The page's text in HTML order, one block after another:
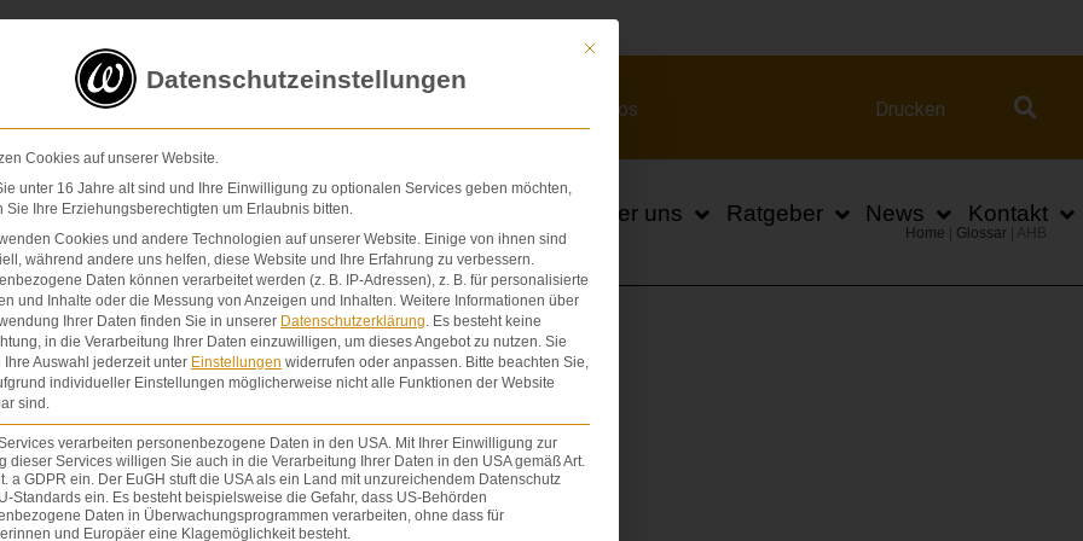
E-Mail Videos Drucken
& Schadensersatz Über uns Ratgeber News Kontakt
Home Glossar| AHB
Mit diesem Button wird der Dialog geschlossen. Seine Funktionalität ist
Datenschutzeinstellungen
Cookies auf unserer Website.
unter 16 Jahre alt sind und Ihre Einwilligung zu optionalen Services geben möchten,
Sie Ihre Erziehungsberechtigten um Erlaubnis bitten.
Cookies und andere Technologien auf unserer Website. Einige von ihnen sind
während andere uns helfen, diese Website und Ihre Erfahrung zu verbessern.
Daten können verarbeitet werden (z. B. IP-Adressen), z. B. für personalisierte
und Inhalte oder die Messung von Anzeigen und Inhalten. Weitere Informationen über
Ihrer Daten finden Sie in unserer Datenschutzerklärung. Es besteht keine
in die Verarbeitung Ihrer Daten einzuwilligen, um dieses Angebot zu nutzen. Sie
Ihre Auswahl jederzeit unter Einstellungen widerrufen oder anpassen. Bitte beachten Sie,
individueller Einstellungen möglicherweise nicht alle Funktionen der Website
sind.
verarbeiten personenbezogene Daten in den USA. Mit Ihrer Einwilligung zur
dieser Services willigen Sie auch in die Verarbeitung Ihrer Daten in den USA gemäß Art.
a GDPR ein. Der EuGH stuft die USA als ein Land mit unzureichendem Datenschutz
Standards ein. Es besteht beispielsweise die Gefahr, dass US-Behörden
Daten in Überwachungsprogrammen verarbeiten, ohne dass für
und Europäer eine Klagemöglichkeit besteht.